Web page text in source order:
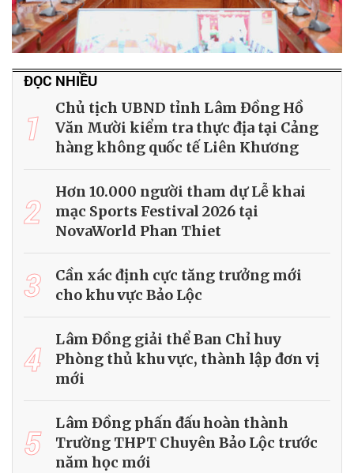
ĐỌC NHIỀU
1
Chủ tịch UBND tỉnh Lâm Đồng Hồ
Văn Mười kiểm tra thực địa tại Cảng
hàng không quốc tế Liên Khương
2
Hơn 10.000 người tham dự Lễ khai
mạc Sports Festival 2026 tại
NovaWorld Phan Thiet
3
Cần xác định cực tăng trưởng mới
cho khu vực Bảo Lộc
4
Lâm Đồng giải thể Ban Chỉ huy
Phòng thủ khu vực, thành lập đơn vị
mới
5
Lâm Đồng phấn đấu hoàn thành
Trường THPT Chuyên Bảo Lộc trước
năm học mới